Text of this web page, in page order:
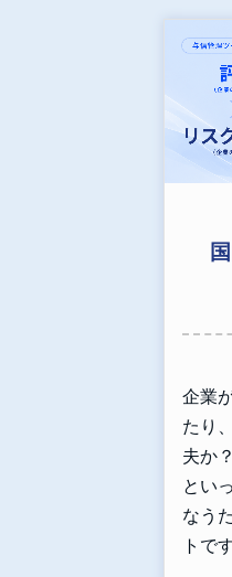
企業
たり
夫か
とい
なう
トで